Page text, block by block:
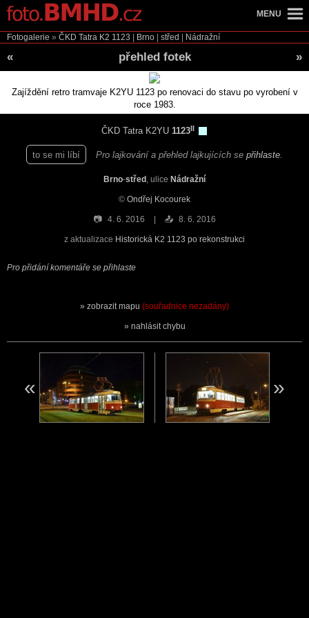
Fotogalerie » ČKD Tatra K2 1123 Brno střed Nádražní
« přehled fotek »
Zajíždění retro tramvaje K2YU 1123 po renovaci do stavu po vyrobení v
roce 1983.
ČKD Tatra K2YU 1123II
to se mi líbí Pro lajkování a přehled lajkujících se přihlaste
Brno-střed , ulice Nádražní
© Ondřej Kocourek
📷 4. 6. 2016 📤 8. 6. 2016
z aktualizace Historická K2 1123 po rekonstrukci
Pro přidání komentáře se přihlaste
zobrazit mapu (souřadnice nezadány)
nahlásit chybu
MENU